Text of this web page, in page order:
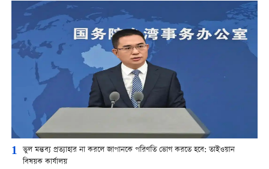
1 ভুল মন্তব্য প্রত্যাহার না করলে জাপানকে পরিণতি ভোগ করতে হবে: তাইওয়ান
বিষয়ক কার্যালয়